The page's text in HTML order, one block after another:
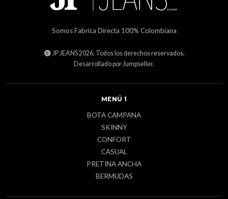
Somos Fabrica Directa 100% Colombiana
JP JEANS 2026. Todos los derechos reservados.
Desarrollado por Jumpseller.
MENÚ 1
BOTA CAMPANA
SKINNY
CONFORT
CASUAL
PRETINA ANCHA
BERMUDAS